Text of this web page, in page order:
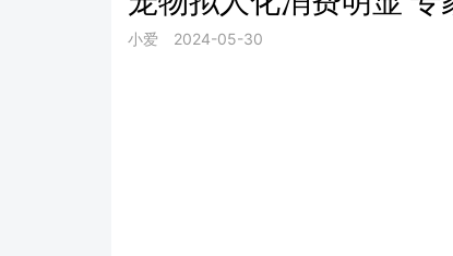
小爱 2024-05-30